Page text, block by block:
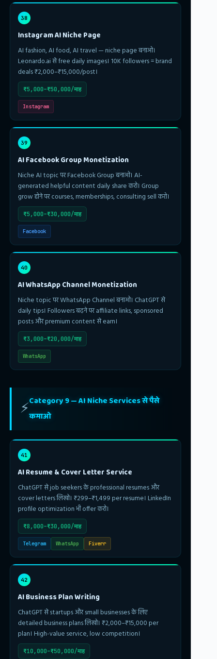
38
Instagram AI Niche Page
AI fashion, AI food, AI travel — niche page बनाओ।
Leonardo.ai से free daily images। 10K followers = brand
deals ₹2,000–₹15,000/post।
₹5,000–₹50,000/माह
Instagram
39
AI Facebook Group Monetization
Niche AI topic पर Facebook Group बनाओ। AI-
generated helpful content daily share करो। Group
grow होने पर courses, memberships, consulting sell करो।
₹5,000–₹30,000/माह
Facebook
40
AI WhatsApp Channel Monetization
Niche topic पर WhatsApp Channel बनाओ। ChatGPT से
daily tips। Followers बढ़ने पर affiliate links, sponsored
posts और premium content से earn।
₹3,000–₹20,000/माह
WhatsApp
⚡Category 9 — AI Niche Services से पैसे
कमाओ
41
AI Resume & Cover Letter Service
ChatGPT से job seekers के professional resumes और
cover letters लिखो। ₹299–₹1,499 per resume। LinkedIn
profile optimization भी offer करो।
₹8,000–₹30,000/माह
Telegram WhatsApp Fiverr
42
AI Business Plan Writing
ChatGPT से startups और small businesses के लिए
detailed business plans लिखो। ₹2,000–₹15,000 per
plan। High-value service, low competition।
₹10,000–₹50,000/माह